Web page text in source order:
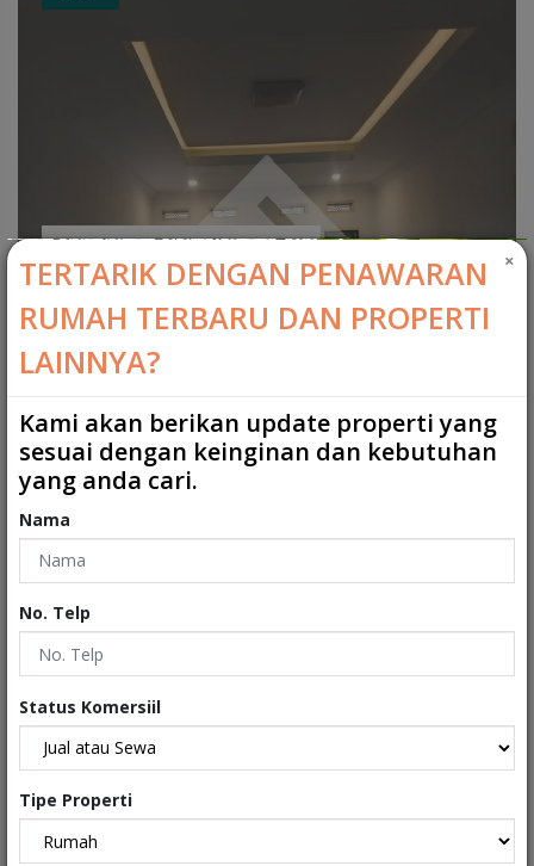
Rp.1.400.000.000
MARGAHAYU, KABUPATEN BANDUNG
JUAL
TERTARIK DENGAN PENAWARAN
RUMAH TERBARU DAN PROPERTI
LAINNYA?
×
Kami akan berikan update properti yang
sesuai dengan keinginan dan kebutuhan
yang anda cari.
Nama
No. Telp
Status Komersiil
Tipe Properti